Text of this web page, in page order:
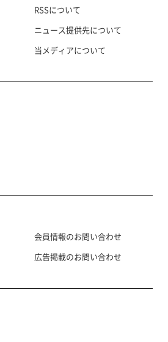
RSSについて
ニュース提供先について
当メディアについて
会員情報のお問い合わせ
広告掲載のお問い合わせ